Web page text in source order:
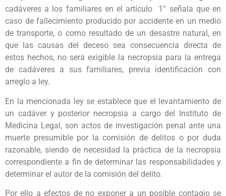
cadáveres a los familiares en el artículo 1° señala que en
caso de fallecimiento producido por accidente en un medio
de transporte, o como resultado de un desastre natural, en
que las causas del deceso sea consecuencia directa de
estos hechos, no será exigible la necropsia para la entrega
de cadáveres a sus familiares, previa identificación con
arreglo a ley.
En la mencionada ley se establece que el levantamiento de
un cadáver y posterior necropsia a cargo del Instituto de
Medicina Legal, son actos de investigación penal ante una
muerte presumible por la comisión de delitos o por duda
razonable, siendo de necesidad la práctica de la necropsia
correspondiente a fin de determinar las responsabilidades y
determinar el autor de la comisión del delito.
Por ello a efectos de no exponer a un posible contagio se